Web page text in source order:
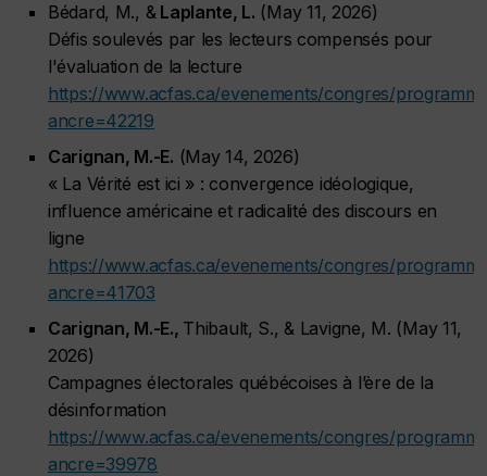
Bédard, M., &Laplante, L. (May 11, 2026)
Défis soulevés par les lecteurs compensés pour
l'évaluation de la lecture
https://www.acfas.ca/evenements/congres/
ancre=42219
Carignan, M.-E. (May 14, 2026)
« La Vérité est ici » : convergence idéologique,
influence américaine et radicalité des discours en
ligne
https://www.acfas.ca/evenements/congres/
ancre=41703
Carignan, M.-E., Thibault, S., & Lavigne, M. (May 11,
2026)
Campagnes électorales québécoises à l’ère de la
désinformation
https://www.acfas.ca/evenements/congres/
ancre=39978